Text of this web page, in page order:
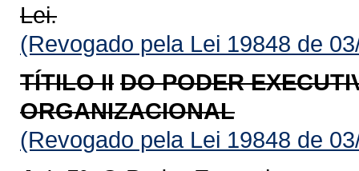
Lei.
(Revogado pela Lei 19848 de
TÍTILO II DO PODER
ORGANIZACIONAL
(Revogado pela Lei 19848 de